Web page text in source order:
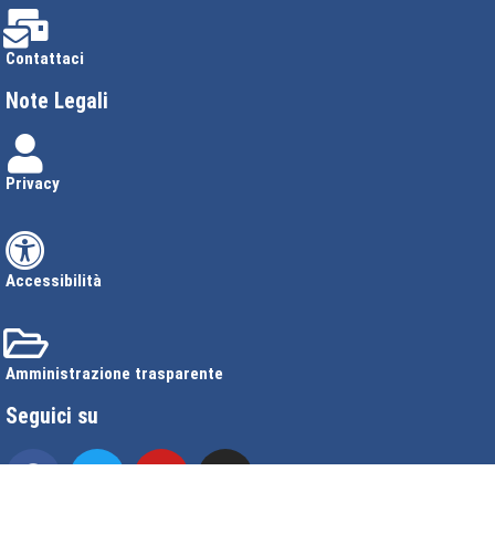
Contattaci
Note Legali
Privacy
Accessibilità
Amministrazione trasparente
Seguici su